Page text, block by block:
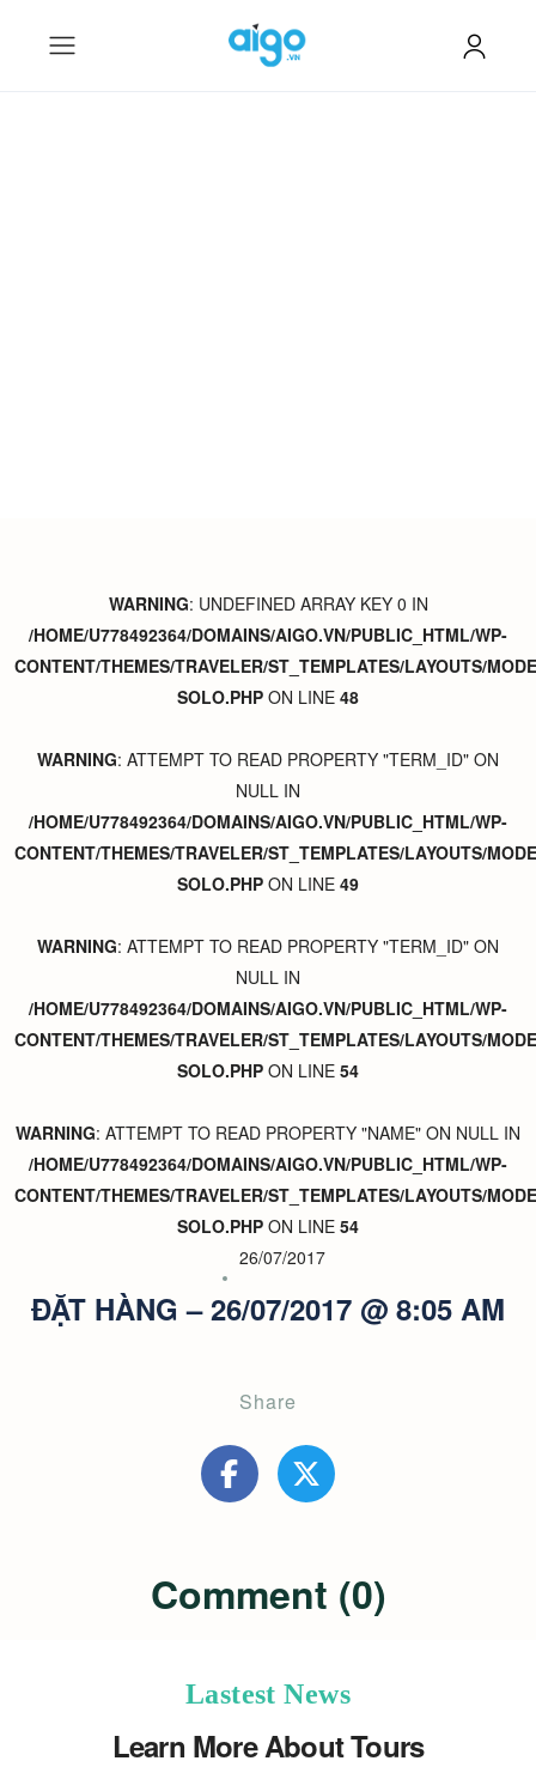
WARNING: UNDEFINED ARRAY KEY 0 IN
/HOME/U778492364/DOMAINS/AIGO.VN/PUBLIC_HTML/WP-
CONTENT/THEMES/TRAVELER/ST_TEMPLATES/LAYOUTS/
SOLO.PHP ON LINE 48
WARNING: ATTEMPT TO READ PROPERTY "TERM_ID" ON
NULL IN
/HOME/U778492364/DOMAINS/AIGO.VN/PUBLIC_HTML/WP-
CONTENT/THEMES/TRAVELER/ST_TEMPLATES/LAYOUTS/
SOLO.PHP ON LINE 49
WARNING: ATTEMPT TO READ PROPERTY "TERM_ID" ON
NULL IN
/HOME/U778492364/DOMAINS/AIGO.VN/PUBLIC_HTML/WP-
CONTENT/THEMES/TRAVELER/ST_TEMPLATES/LAYOUTS/
SOLO.PHP ON LINE 54
WARNING: ATTEMPT TO READ PROPERTY "NAME" ON NULL IN
/HOME/U778492364/DOMAINS/AIGO.VN/PUBLIC_HTML/WP-
CONTENT/THEMES/TRAVELER/ST_TEMPLATES/LAYOUTS/
SOLO.PHP ON LINE 54
26/07/2017
ĐẶT HÀNG – 26/07/2017 @ 8:05 AM
Share
Comment (0)
Lastest News
Learn More About Tours